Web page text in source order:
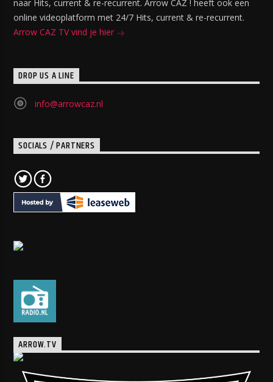
naar Hits, current & re-recurrent. Arrow CAZ ! heeft ook een
online videoplatform met 24/7 Hits, current & re-recurrent.
Arrow CAZ TV vind je hier
DROP US A LINE
info@arrowcaz.nl
SOCIALS / PARTNERS
ARROW.TV